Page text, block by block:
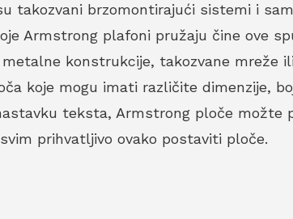
takozvani brzomontirajući sistemi i
Armstrong plafoni pružaju čine ove
konstrukcije, takozvane mreže
koje mogu imati različite dimenzije,
teksta, Armstrong ploče možte
prihvatljivo ovako postaviti ploče.